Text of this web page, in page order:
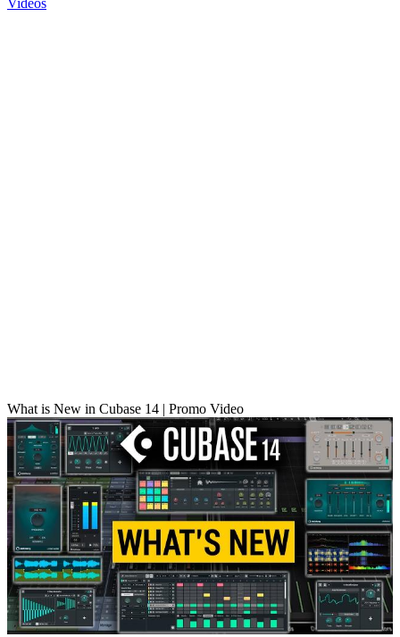
Videos
What is New in Cubase 14 | Promo Video